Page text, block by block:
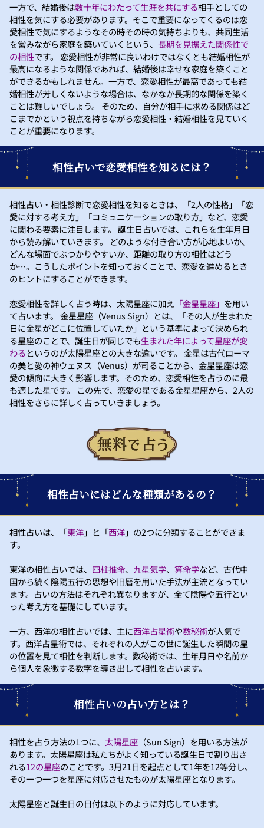
一方で、結婚後は数十年にわたって生涯を共にする相手としての
相性を気にする必要があります。そこで重要になってくるのは恋
愛相性で気にするようなその時その時の気持ちよりも、共同生活
を営みながら家庭を築いていくという、 長期を見据えた関係性で
の相性です。 恋愛相性が非常に良いわけではなくとも結婚相性が
最高になるような関係であれば、結婚後は幸せな家庭を築くこと
ができるかもしれません。一方で、恋愛相性が最高であっても結
婚相性が芳しくないような場合は、なかなか長期的な関係を築く
ことは難しいでしょう。 そのため、自分が相手に求める関係はど
こまでかという視点を持ちながら恋愛相性・結婚相性を見ていく
ことが重要になります。
相性占いで恋愛相性を知るには？
相性占い・相性診断で恋愛相性を知るときは、「2人の性格」「恋
愛に対する考え方」「コミュニケーションの取り方」など、恋愛
に関わる要素に注目します。 誕生日占いでは、これらを生年月日
から読み解いていきます。 どのような付き合い方が心地よいか、
どんな場面でぶつかりやすいか、距離の取り方の相性はどう
か…。こうしたポイントを知っておくことで、恋愛を進めるとき
のヒントにすることができます。
恋愛相性を詳しく占う時は、太陽星座に加え 「金星星座」 を用い
て占います。 金星星座（Venus Sign）とは、「その人が生まれた
日に金星がどこに位置していたか」という基準によって決められ
る星座のことで、誕生日が同じでも生まれた年によって星座が変
わるというのが太陽星座との大きな違いです。 金星は古代ローマ
の美と愛の神ウェヌス（Venus）が司ることから、金星星座は恋
愛の傾向に大きく影響します。そのため、恋愛相性を占うのに最
も適した星です。 この先で、恋愛の星である金星星座から、2人の
相性をさらに詳しく占っていきましょう。
相性占いにはどんな種類があるの？
相性占いは、「東洋」と「西洋」の2つに分類することができま
す。
東洋の相性占いでは、 四柱推命、 九星気学、 算命学など、古代中
国から続く陰陽五行の思想や旧暦を用いた手法が主流となってい
ます。占いの方法はそれぞれ異なりますが、全て陰陽や五行とい
った考え方を基礎にしています。
一方、西洋の相性占いでは、主に西洋占星術や数秘術が人気で
す。西洋占星術では、それぞれの人がこの世に誕生した瞬間の星
の位置を見て相性を判断します。数秘術では、生年月日や名前か
ら個人を象徴する数字を導き出して相性を占います。
相性占いの占い方とは？
相性を占う方法の1つに、 太陽星座 （Sun Sign）を用いる方法が
あります。太陽星座は私たちがよく知っている誕生日で割り出さ
れる12の星座のことです。3月21日を起点として1年を12等分し、
その一つ一つを星座に対応させたものが太陽星座となります。
太陽星座と誕生日の日付は以下のように対応しています。